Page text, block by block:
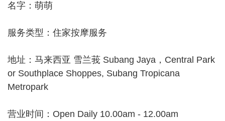
名字：萌萌
服务类型：住家按摩服务
地址：马来西亚 雪兰莪 Subang Jaya，Central Park
or Southplace Shoppes, Subang Tropicana
Metropark
营业时间：Open Daily 10.00am - 12.00am